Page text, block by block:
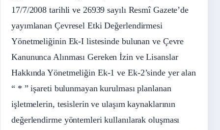
17/7/2008 tarihli ve 26939 sayılı Resmî Gazete’de
yayımlanan Çevresel Etki Değerlendirmesi
Yönetmeliğinin Ek-I listesinde bulunan ve Çevre
Kanununca Alınması Gereken İzin ve Lisanslar
Hakkında Yönetmeliğin Ek-1 ve Ek-2’sinde yer alan
“ * ” işareti bulunmayan kurulması planlanan
işletmelerin, tesislerin ve ulaşım kaynaklarının
değerlendirme yöntemleri kullanılarak oluşması